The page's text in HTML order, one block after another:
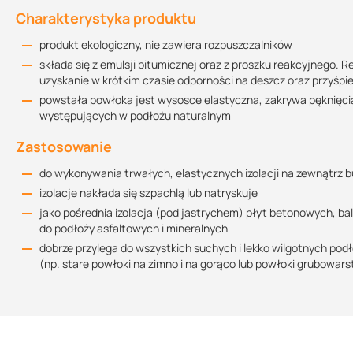
Charakterystyka produktu
produkt ekologiczny, nie zawiera rozpuszczalników
składa się z emulsji bitumicznej oraz z proszku reakcyjnego.
uzyskanie w krótkim czasie odporności na deszcz oraz
powstała powłoka jest wysosce elastyczna, zakrywa
występujących w podłożu naturalnym
Zastosowanie
do wykonywania trwałych, elastycznych izolacji na zewnątrz
izolacje nakłada się szpachlą lub natryskuje
jako pośrednia izolacja (pod jastrychem) płyt betonowych,
do podłoży asfaltowych i mineralnych
dobrze przylega do wszystkich suchych i lekko wilgotnych
(np. stare powłoki na zimno i na gorąco lub powłoki
Przechowywanie:
w temperaturach
dodatnich
Sprzedajemy na:
opakowania
opakowania:
30 l
Zużycie (uwzgędnia wykonanie szpachlowania
ciśnieniem/oddziaływanie umiarkowanie: ok 4,5-5,0 l/m2 -
w przypadku obciążenia budowli spiętrzającą się wodą
&lt;3m): ok 6,0 - 6,5l ma m2 -&gt; grubość mokrej warstwy
klejenie płyt ociepleniowych ok 2l/m2
Karta charakterystyki-komponent proszkowy
358.96 KB
Karta charakterystyki - komponent płynny
315.98 KB
Karta Techniczna
247.55 KB